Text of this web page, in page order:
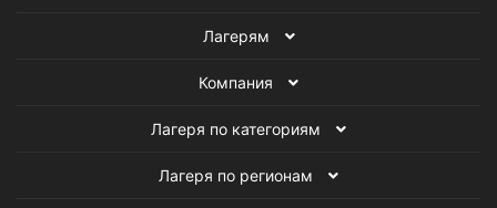
Лагерям
Компания
Лагеря по категориям
Лагеря по регионам